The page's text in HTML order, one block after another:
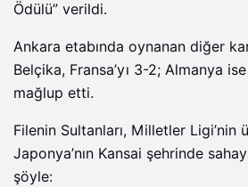
Ödülü” verildi.
Ankara etabında oynanan diğer
Belçika, Fransa’yı 3-2; Almanya
mağlup etti.
Filenin Sultanları, Milletler Ligi’nin
Japonya’nın Kansai şehrinde
şöyle: